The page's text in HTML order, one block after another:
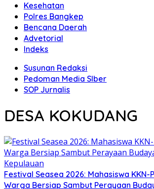
Kesehatan
Polres Bangkep
Bencana Daerah
Advetorial
Indeks
Susunan Redaksi
Pedoman Media SIber
SOP Jurnalis
DESA KOKUDANG
Festival Seasea 2026: Mahasiswa KKN-
Warga Bersiap Sambut Perayaan